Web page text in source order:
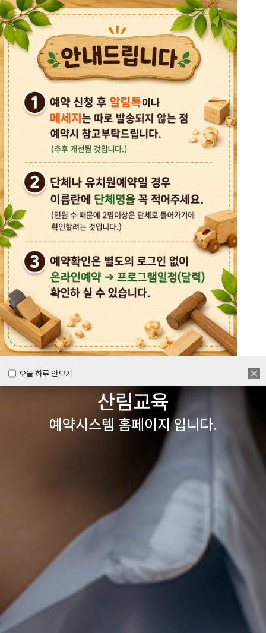
오늘 하루 안보기
오늘 하루 안보기
목공체험부터 숲체험 교육까지
다양한 경험을 할 수 있는
양주시
목재문화체험장&
산림교육
예약시스템 홈페이지 입니다.